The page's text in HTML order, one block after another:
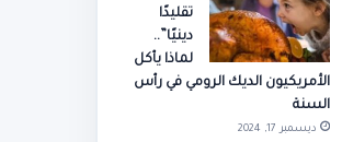
تقليدًا
دينيًا”..
لماذا يأكل
الأمريكيون الديك الرومي في رأس
السنة
ديسمبر 17, 2024